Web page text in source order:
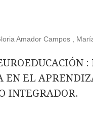
Amador Campos ,
EL
INTEGRADOR.